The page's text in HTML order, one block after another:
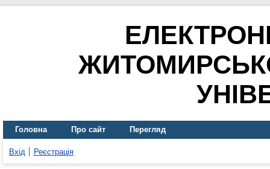
Головна Про сайт Перегляд
Вхід Реєстрація